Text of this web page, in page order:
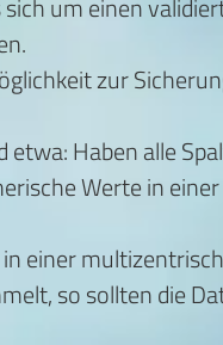
um einen
zur
etwa: Haben alle
Werte in
in einer
so sollten die